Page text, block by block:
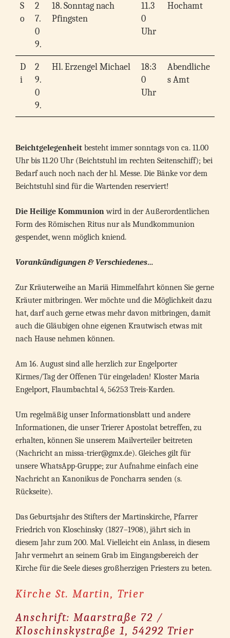
S
o
2
7.
0
9.
18. Sonntag nach
Pfingsten
11.3
0
Uhr
Hochamt
D
i
2
9.
0
9.
Hl. Erzengel Michael
18:3
0
Uhr
Abendliche
s Amt
Beichtgelegenheit besteht immer sonntags von ca. 11.00
Uhr bis 11.20 Uhr (Beichtstuhl im rechten Seitenschiff); bei
Bedarf auch noch nach der hl. Messe. Die Bänke vor dem
Beichtstuhl sind für die Wartenden reserviert!
Die Heilige Kommunionwird in der Außerordentlichen
Form des Römischen Ritus nur als Mundkommunion
gespendet, wenn möglich kniend.
Vorankündigungen & Verschiedenes…
Zur Kräuterweihe an Mariä Himmelfahrt können Sie gerne
Kräuter mitbringen. Wer möchte und die Möglichkeit dazu
hat, darf auch gerne etwas mehr davon mitbringen, damit
auch die Gläubigen ohne eigenen Krautwisch etwas mit
nach Hause nehmen können.
Am 16. August sind alle herzlich zur Engelporter
Kirmes/Tag der Offenen Tür eingeladen! Kloster Maria
Engelport, Flaumbachtal 4, 56253 Treis-Karden.
Um regelmäßig unser Informationsblatt und andere
Informationen, die unser Trierer Apostolat betreffen, zu
erhalten, können Sie unserem Mailverteiler beitreten
(Nachricht an missa-trier@gmx.de). Gleiches gilt für
unsere WhatsApp-Gruppe; zur Aufnahme einfach eine
Nachricht an Kanonikus de Poncharra senden (s.
Rückseite).
Das Geburtsjahr des Stifters der Martinskirche, Pfarrer
Friedrich von Kloschinsky (1827–1908), jährt sich in
diesem Jahr zum 200. Mal. Vielleicht ein Anlass, in diesem
Jahr vermehrt an seinem Grab im Eingangsbereich der
Kirche für die Seele dieses großherzigen Priesters zu beten.
Kirche St. Martin, Trier
Anschrift: Maarstraße 72 /
Kloschinskystraße 1, 54292 Trier